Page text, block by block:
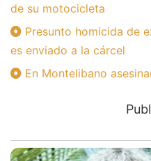
de su motocicleta
Presunto homicida de
es enviado a la cárcel
En Montelibano